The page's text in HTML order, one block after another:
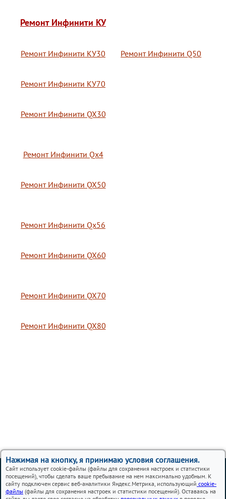
Нажимая на кнопку, я принимаю условия соглашения.
Сайт использует cookie-файлы (файлы для сохранения настроек и статистики
посещений), чтобы сделать ваше пребывание на нем максимально удобным. К
сайту подключен сервис веб-аналитики Яндекс.Метрика, использующий cookie-
файлы (файлы для сохранения настроек и статистики посещений). Оставаясь на
Ремонт Инфинити КУ
Ремонт Инфинити КУ30 Ремонт Инфинити Q50
Ремонт Инфинити КУ70
Ремонт Инфинити QX30
Ремонт Инфинити Qx4
Ремонт Инфинити QX50
Ремонт Инфинити Qx56
Ремонт Инфинити QX60
Ремонт Инфинити QX70
Ремонт Инфинити QX80
Вся представленная на сайте информация, носит
информационный характер и ни при каких условиях не
является публичной офертой.